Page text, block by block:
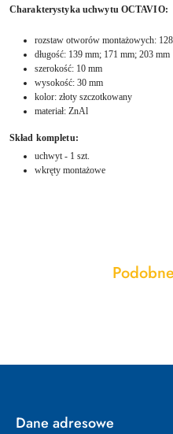
Charakterystyka uchwytu OCTAVIO:
rozstaw otworów montażowych:
długość: 139 mm; 171 mm; 203 mm
szerokość: 10 mm
wysokość: 30 mm
kolor: złoty szczotkowany
materiał: ZnAl
Skład kompletu:
uchwyt - 1 szt.
wkręty montażowe
Pomiń karuzelęProdukty
Dane adresowe